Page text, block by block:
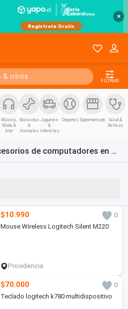
×
FILTRAR
Música,
Moda &
Arte
Mascotas
&
Animales
Juguetes
&
Infantiles
Deportes Supermercado
Salud &
Belleza
Compra o vende de Accesorios de computadores en Chile.
$10.990
0
Mouse Wireless Logitech Silent M220
Providencia
$70.000
0
Teclado logitech k780 multidispositivo